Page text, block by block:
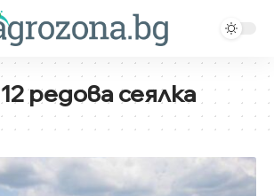
12 редова сеялка